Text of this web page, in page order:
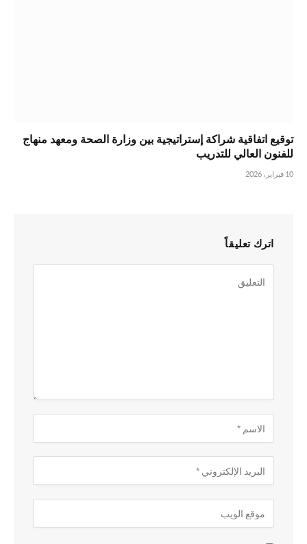
توقيع اتفاقية شراكة إستراتيجية بين وزارة الصحة ومعهد منهاج
للفنون العالي للتدريب
10 فبراير، 2026
اترك تعليقاً